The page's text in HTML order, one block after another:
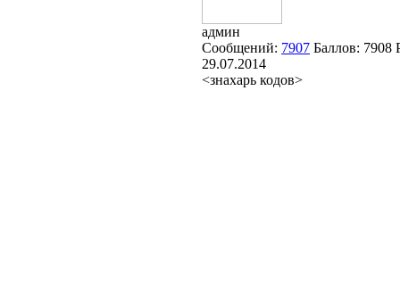
админ
Сообщений: 7907 Баллов: 7908
29.07.2014
<знахарь кодов>